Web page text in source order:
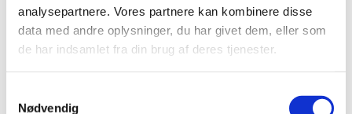
analysepartnere. Vores partnere kan kombinere disse
data med andre oplysninger, du har givet dem, eller som
de har indsamlet fra din brug af deres tjenester.
Nødvendig
2024 årgangen i Bordeaux er på trapperne og “en
Primeur” forsalget står for døren og vi står klar til
gemmevine og gode “dagligvine”, hvor der er store